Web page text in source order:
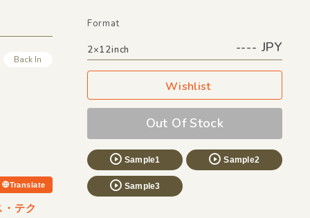
Back In
Translate
Format
2×12inch ---- JPY
Wishlist
Out Of Stock
Sample1 Sample2
Sample3
テク